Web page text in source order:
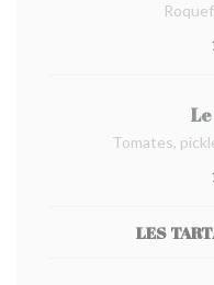
Tomates,
LES